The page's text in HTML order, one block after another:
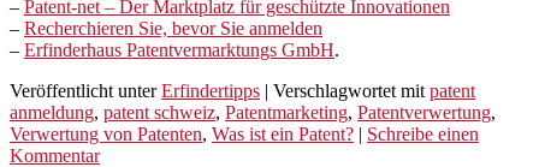
– Patent-net – Der Marktplatz für geschützte Innovationen
– Recherchieren Sie, bevor Sie anmelden
– Erfinderhaus Patentvermarktungs GmbH.
Veröffentlicht unter Erfindertipps | Verschlagwortet mit patent
anmeldung, patent schweiz, Patentmarketing, Patentverwertung,
Verwertung von Patenten, Was ist ein Patent? | Schreibe einen
Kommentar